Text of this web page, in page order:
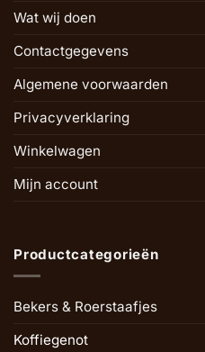
Wat wij doen
Contactgegevens
Algemene voorwaarden
Privacyverklaring
Winkelwagen
Mijn account
Productcategorieën
Bekers & Roerstaafjes
Koffiegenot